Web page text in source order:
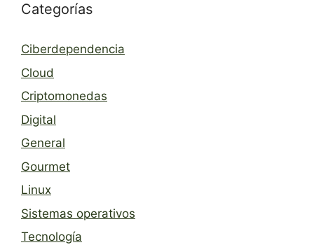
Categorías
Ciberdependencia
Cloud
Criptomonedas
Digital
General
Gourmet
Linux
Sistemas operativos
Tecnología